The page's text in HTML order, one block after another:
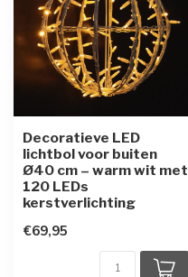
Decoratieve LED
lichtbol voor buiten
Ø40 cm – warm wit met
120 LEDs
kerstverlichting
€69,95